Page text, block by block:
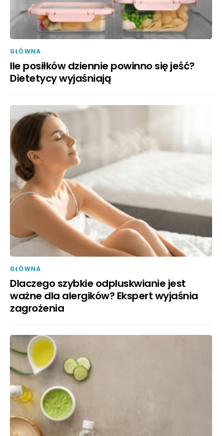
GŁÓWNA
Ile posiłków dziennie powinno się jeść?
Dietetycy wyjaśniają
GŁÓWNA
Dlaczego szybkie odpluskwianie jest
ważne dla alergików? Ekspert wyjaśnia
zagrożenia